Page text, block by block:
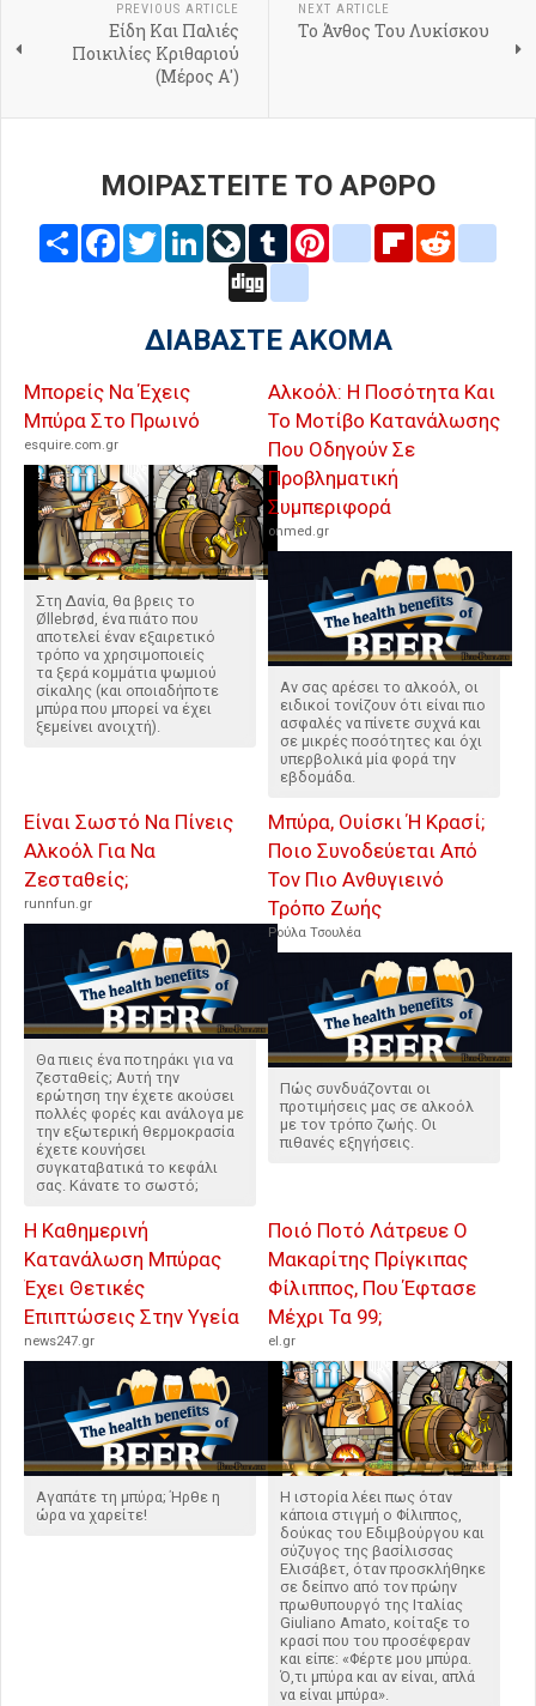
PREVIOUS ARTICLE
Είδη Και Παλιές
Ποικιλίες Κριθαριού
(Μέρος Α')
NEXT ARTICLE
Το Άνθος Του Λυκίσκου
ΜΟΙΡΑΣΤΕΙΤΕ ΤΟ ΑΡΘΡΟ
Share FacebookTwitterLinkedInLiveJournal
Tumblr Pinterestblogger_post
Flipboard
ΔΙΑΒΑΣΤΕ ΑΚΟΜΑ
Μπορείς Να Έχεις
Μπύρα Στο Πρωινό
esquire.com.gr
Στη Δανία, θα βρεις το
Øllebrød, ένα πιάτο που
αποτελεί έναν εξαιρετικό
τρόπο να χρησιμοποιείς
τα ξερά κομμάτια ψωμιού
σίκαλης (και οποιαδήποτε
μπύρα που μπορεί να έχει
ξεμείνει ανοιχτή).
Αλκοόλ: Η Ποσότητα Και
Το Μοτίβο Κατανάλωσης
Που Οδηγούν Σε
Προβληματική
Συμπεριφορά
onmed.gr
Αν σας αρέσει το αλκοόλ, οι
ειδικοί τονίζουν ότι είναι πιο
ασφαλές να πίνετε συχνά και
σε μικρές ποσότητες και όχι
υπερβολικά μία φορά την
εβδομάδα.
Είναι Σωστό Να Πίνεις
Αλκοόλ Για Να
Ζεσταθείς;
runnfun.gr
Θα πιεις ένα ποτηράκι για να
ζεσταθείς; Αυτή την
ερώτηση την έχετε ακούσει
πολλές φορές και ανάλογα με
την εξωτερική θερμοκρασία
έχετε κουνήσει
συγκαταβατικά το κεφάλι
σας. Κάνατε το σωστό;
Μπύρα, Ουίσκι Ή Κρασί;
Ποιο Συνοδεύεται Από
Τον Πιο Ανθυγιεινό
Τρόπο Ζωής
Ρούλα Τσουλέα
Πώς συνδυάζονται οι
προτιμήσεις μας σε αλκοόλ
με τον τρόπο ζωής. Οι
πιθανές εξηγήσεις.
Η Καθημερινή
Κατανάλωση Μπύρας
Έχει Θετικές
Επιπτώσεις Στην Υγεία
news247.gr
Αγαπάτε τη μπύρα; Ήρθε η
ώρα να χαρείτε!
Ποιό Ποτό Λάτρευε Ο
Μακαρίτης Πρίγκιπας
Φίλιππος, Που Έφτασε
Μέχρι Τα 99;
el.gr
Η ιστορία λέει πως όταν
κάποια στιγμή ο Φίλιππος,
δούκας του Εδιμβούργου και
σύζυγος της βασίλισσας
Ελισάβετ, όταν προσκλήθηκε
σε δείπνο από τον πρώην
πρωθυπουργό της Ιταλίας
Giuliano Amato, κοίταξε το
κρασί που του προσέφεραν
και είπε: «Φέρτε μου μπύρα.
Ό,τι μπύρα και αν είναι, απλά
να είναι μπύρα».